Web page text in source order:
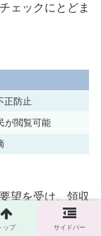
ェックにとどま
正防止
が閲覧可能
望を受け、領収
りました。こ
ップ サイドバー